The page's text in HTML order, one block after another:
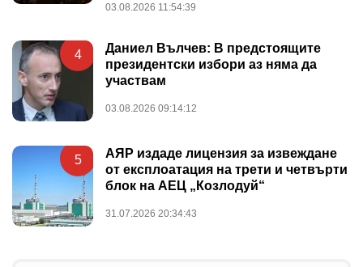
03.08.2026 11:54:39
4
Даниел Вълчев: В предстоящите
президентски избори аз няма да
участвам
03.08.2026 09:14:12
5
АЯР издаде лицензия за извеждане
от експлоатация на трети и четвърти
блок на АЕЦ „Козлодуй“
31.07.2026 20:34:43